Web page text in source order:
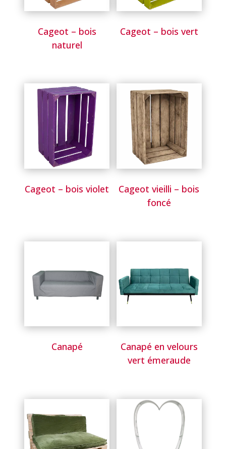
Cageot – bois
naturel
Cageot – bois vert
Cageot – bois violet
Cageot vieilli – bois
foncé
Canapé
Canapé en velours
vert émeraude